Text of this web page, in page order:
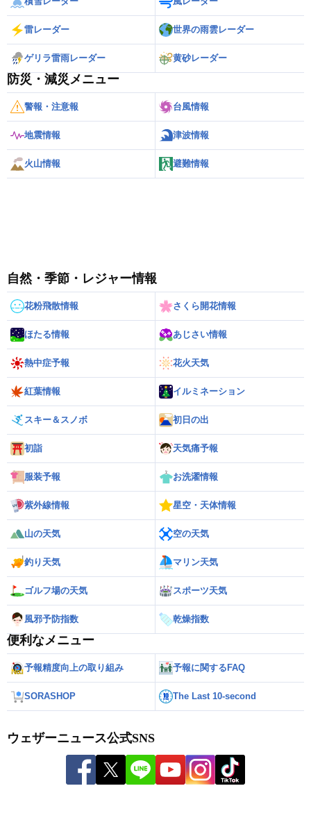
雷レーダー 世界の雨雲レーダー
ゲリラ雷雨レーダー 黄砂レーダー
防災・減災メニュー
警報・注意報 台風情報
地震情報 津波情報
火山情報 避難情報
自然・季節・レジャー情報
花粉飛散情報 さくら開花情報
ほたる情報 あじさい情報
熱中症予報 花火天気
紅葉情報 イルミネーション
スキー＆スノボ 初日の出
初詣 天気痛予報
服装予報 お洗濯情報
紫外線情報 星空・天体情報
山の天気 空の天気
釣り天気 マリン天気
ゴルフ場の天気 スポーツ天気
風邪予防指数 乾燥指数
便利なメニュー
予報精度向上の取り組み 予報に関するFAQ
SORASHOP The Last 10-second
ウェザーニュース公式SNS